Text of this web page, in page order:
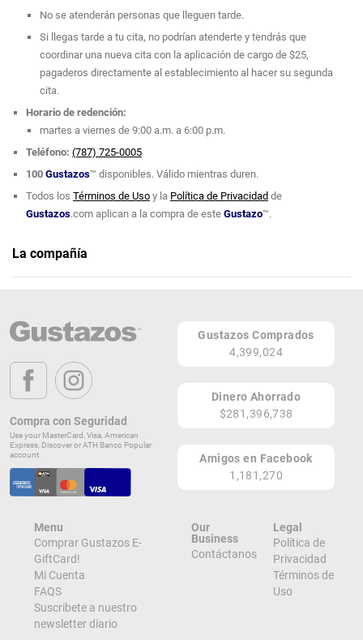
No se atenderán personas que lleguen tarde.
Si llegas tarde a tu cita, no podrían atenderte y tendrás que
coordinar una nueva cita con la aplicación de cargo de $25,
pagaderos directamente al establecimiento al hacer su segunda
cita.
Horario de redención:
martes a viernes de 9:00 a.m. a 6:00 p.m.
Teléfono: (787) 725-0005
100 Gustazos™ disponibles. Válido mientras duren.
Todos los Términos de Usoy la Política de Privacidadde
Gustazos.com aplican a la compra de este Gustazo™.
La compañía
Página Web
1018 Ave. Ashford, Cond. Astor, STE 208
San Juan 00907
PR
Lugares de Redención
¡Ver todos en el Mapa!
1108 Ave Ashford cond Astor suite 208
¡Localizar en el Mapa!
Compra con Seguridad
Use your MasterCard, Visa, American
Express, Discover or ATH Banco Popular
account.
Gustazos Comprados
4,399,024
Dinero Ahorrado
$281,396,738
Amigos en Facebook
1,181,270
Menu
Comprar Gustazos E-
GiftCard!
Mi Cuenta
FAQS
Suscribete a nuestro
newsletter diario
Our
Business
Contáctanos
Legal
Política de
Privacidad
Términos de
Uso